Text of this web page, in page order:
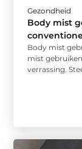
Gezondheid
Body mist
Body mist
mist
verrassing.